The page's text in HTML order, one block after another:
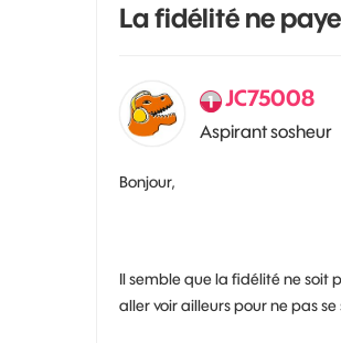
La fidélité ne
JC75008
Aspirant sosheur
Bonjour,
Il semble que la fidélité ne soit
aller voir ailleurs pour ne pas